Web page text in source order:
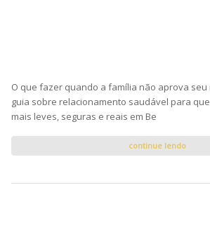
O que fazer quando a família não aprova seu
guia sobre relacionamento saudável para
mais leves, seguras e reais em Be
continue lendo